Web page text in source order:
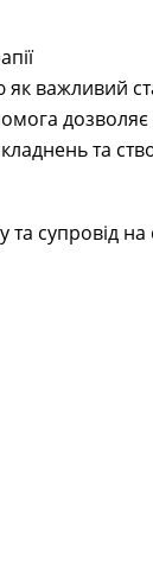
як важливий
дозволяє
та
супровід на